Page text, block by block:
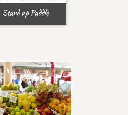
Stand up Paddle